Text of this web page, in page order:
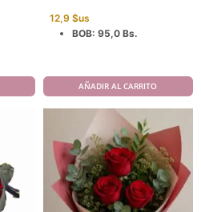
12,9 $us
BOB: 95,0 Bs.
AÑADIR AL CARRITO